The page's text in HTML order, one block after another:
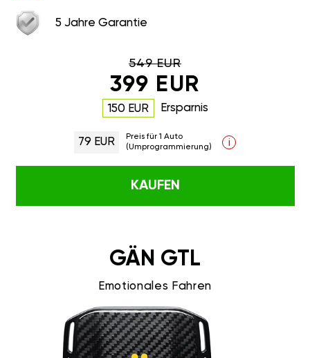
5 Jahre Garantie
549 EUR
399 EUR
150 EUR Ersparnis
79 EUR
Preis für 1 Auto
(Umprogrammierung)
i
KAUFEN
GÄN GTL
Emotionales Fahren